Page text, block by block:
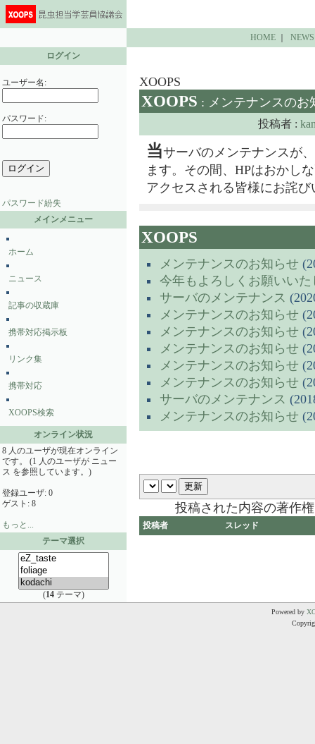
HOME｜ NEWS
ログイン
ユーザー名:
パスワード:
パスワード紛失
メインメニュー
ホーム
ニュース
記事の収蔵庫
携帯対応掲示板
リンク集
携帯対応
XOOPS検索
オンライン状況
8 人のユーザが現在オンライン
です。 (1 人のユーザが ニュー
ス を参照しています。)
登録ユーザ: 0
ゲスト: 8
もっと...
テーマ選択
(14テーマ)
XOOPS
XOOPS : メンテナンスのお
投稿者 :
当サーバのメンテナンスが
ます。その間、HPはおかし
アクセスされる皆様にお詫
XOOPS
メンテナンスのお知らせ
今年もよろしくお願いいた
サーバのメンテナンス
メンテナンスのお知らせ
メンテナンスのお知らせ
メンテナンスのお知らせ
メンテナンスのお知らせ
メンテナンスのお知らせ
サーバのメンテナンス
メンテナンスのお知らせ
投稿された内容の著作
投稿者 スレッド
Powered by